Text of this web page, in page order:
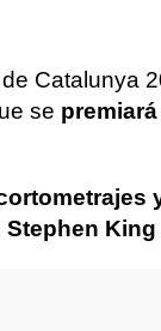
de Catalunya
se